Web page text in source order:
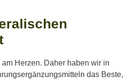
Herzen. Daher haben wir in
das Beste,